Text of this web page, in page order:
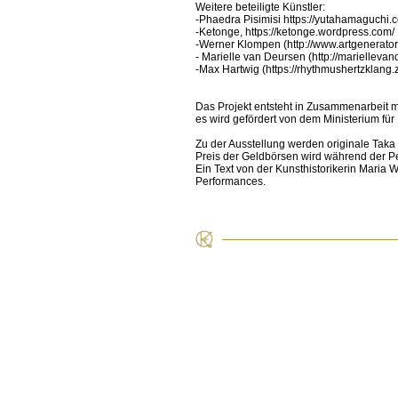
Weitere beteiligte Künstler:
-Phaedra Pisimisi https://
-Ketonge, https://ketonge.wordpress.com/
-Werner Klompen (http://
- Marielle van Deursen (http://
-Max Hartwig (https://
Das Projekt entsteht in Zusammenarbeit
es wird gefördert von dem Ministerium
Zu der Ausstellung werden originale
Preis der Geldbörsen wird während der
Ein Text von der Kunsthistorikerin Maria
Performances.